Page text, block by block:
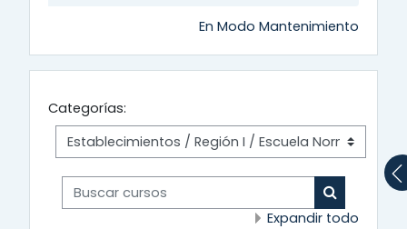
En Modo Mantenimiento
Categorías:
Buscar cursos
Buscar
Expandir todo